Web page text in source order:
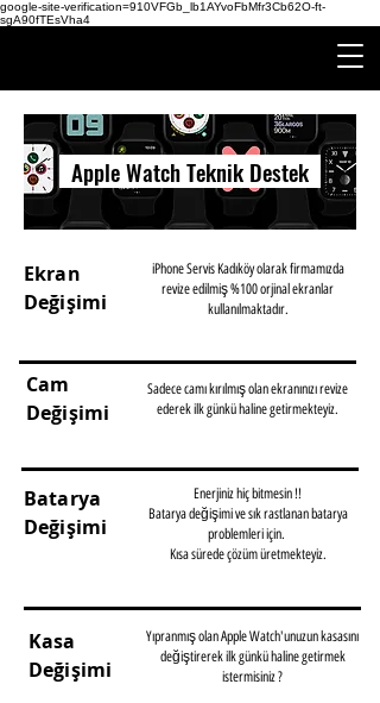
google-site-verification=910VFGb_lb1AYvoFbMfr3Cb62O-ft-
sgA90fTEsVha4
Apple Watch Teknik Destek
Ekran
Değişimi
iPhone Servis Kadıköy olarak firmamızda
revize edilmiş %100 orjinal ekranlar
kullanılmaktadır.
Cam
Değişimi
Sadece camı kırılmış olan ekranınızı revize
ederek ilk günkü haline getirmekteyiz.
Batarya
Değişimi
Enerjiniz hiç bitmesin !!
Batarya değişimi ve sık rastlanan batarya
problemleri için.
Kısa sürede çözüm üretmekteyiz.
Kasa
Değişimi
Yıpranmış olan Apple Watch'unuzun kasasını
değiştirerek ilk günkü haline getirmek
istermisiniz ?